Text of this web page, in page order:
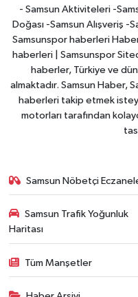
- Samsun Aktiviteleri -
Doğası -Samsun Alışveriş -
Samsunspor haberleri
haberleri | Samsunspor
haberler, Türkiye ve
almaktadır. Samsun Haber,
haberleri takip etmek
motorları tarafından
Samsun Nöbetçi
Samsun Trafik Yoğunluk
Haritası
Tüm Manşetler